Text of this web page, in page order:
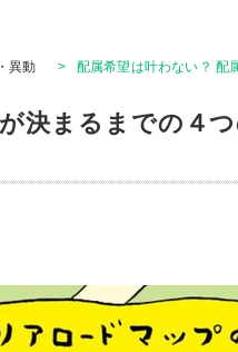
異動 > 配属希望は叶わない？ 配
決まるまでの４